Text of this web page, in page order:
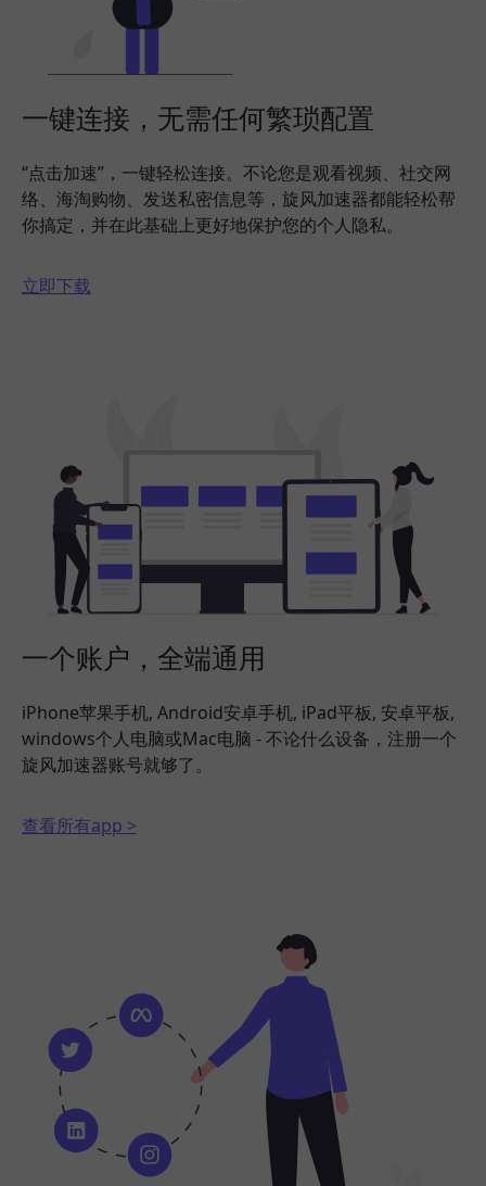
一键连接，无需任何繁琐配置
“点击加速”，一键轻松连接。不论您是观看视频、社交网
络、海淘购物、发送私密信息等，旋风加速器都能轻松帮
你搞定，并在此基础上更好地保护您的个人隐私。
立即下载
一个账户，全端通用
iPhone苹果手机, Android安卓手机, iPad平板, 安卓平板,
windows个人电脑或Mac电脑 - 不论什么设备，注册一个
旋风加速器账号就够了。
查看所有app >